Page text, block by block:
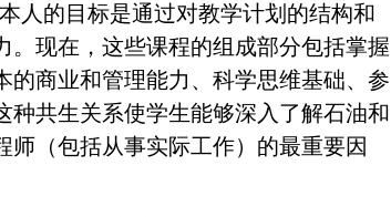
人的目标是通过对教学计划的结构和
现在，这些课程的组成部分包括掌握
商业和管理能力、科学思维基础、参
共生关系使学生能够深入了解石油和
（包括从事实际工作）的最重要因